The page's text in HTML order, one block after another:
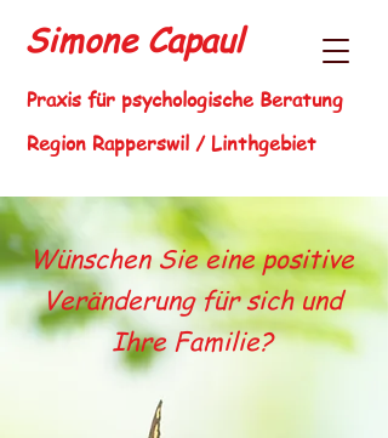
Simone Capaul
Praxis für psychologische Beratung
Region Rapperswil / Linthgebiet
Wünschen Sie eine positive
Veränderung für sich und
Ihre Familie?